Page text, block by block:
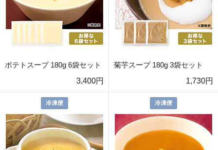
ポテトスープ 180g 6袋セット
3,400円
菊芋スープ 180g 3袋セット
1,730円
冷凍便 冷凍便